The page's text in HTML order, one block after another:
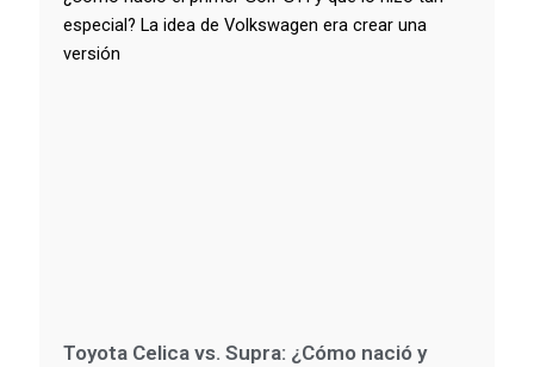
especial? La idea de Volkswagen era crear una
versión
Toyota Celica vs. Supra: ¿Cómo nació y